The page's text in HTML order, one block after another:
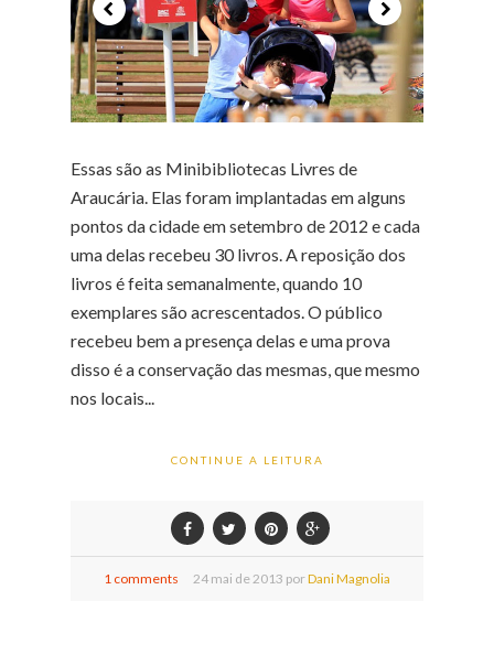
Essas são as Minibibliotecas Livres de
Araucária. Elas foram implantadas em alguns
pontos da cidade em setembro de 2012 e cada
uma delas recebeu 30 livros. A reposição dos
livros é feita semanalmente, quando 10
exemplares são acrescentados. O público
recebeu bem a presença delas e uma prova
disso é a conservação das mesmas, que mesmo
nos locais...
CONTINUE A LEITURA
1 comments 24 mai de 2013 porDani Magnolia